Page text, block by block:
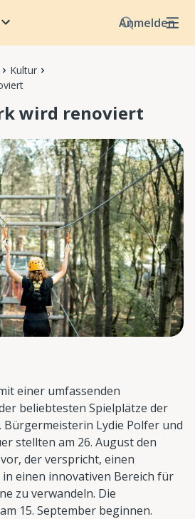
Anmelden
Kultur
wird renoviert
einer umfassenden
beliebtesten Spielplätze der
Bürgermeisterin Lydie Polfer und
stellten am 26. August den
der verspricht, einen
einen innovativen Bereich für
zu verwandeln. Die
15. September beginnen.